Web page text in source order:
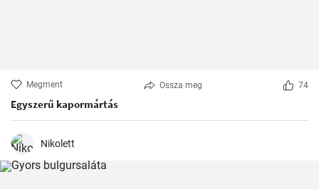
Megment Ossza meg 74
Egyszerű kapormártás
Nikolett